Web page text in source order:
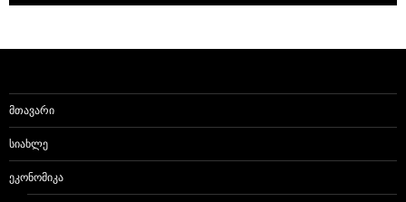
ᲛᲗᲐᲕᲐᲠᲘ
ᲡᲘᲐᲮᲚᲔ
ᲔᲙᲝᲜᲝᲛᲘᲙᲐ